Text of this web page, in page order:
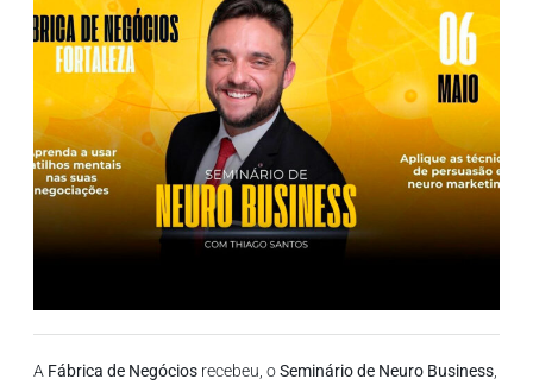
A Fábrica de Negócios recebeu, oSeminário de Neuro Business